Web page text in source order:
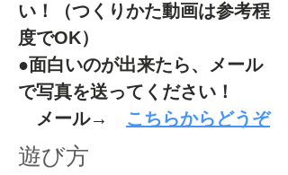
い！（つくりかた動画は参考程
度でOK）
●面白いのが出来たら、メール
で写真を送ってください！
メール→ こちらからどうぞ
遊び方